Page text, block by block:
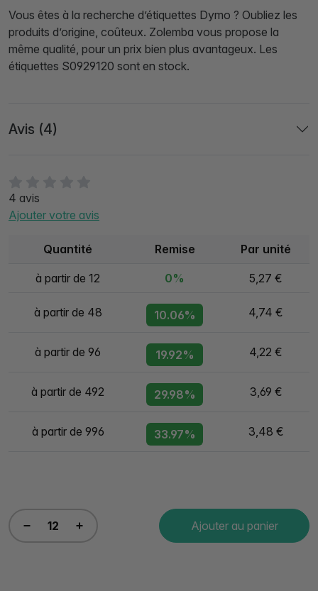
4 avis
Ajouter votre avis
Quantité Remise Par unité
à partir de 12 0% 5,27 €
à partir de 48 10.06% 4,74 €
à partir de 96 19.92% 4,22 €
à partir de 492 29.98% 3,69 €
à partir de 996 33.97% 3,48 €
Ajouter au panier
Vous êtes à la recherche d’étiquettes Dymo ? Oubliez les
produits d’origine, coûteux. Zolemba vous propose la
même qualité, pour un prix bien plus avantageux. Les
étiquettes S0929120 sont en stock.
Avis (4)